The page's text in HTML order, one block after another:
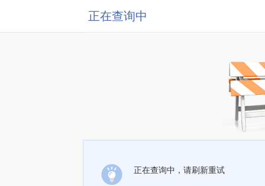
正在查询中
正在查询中，请刷新重试